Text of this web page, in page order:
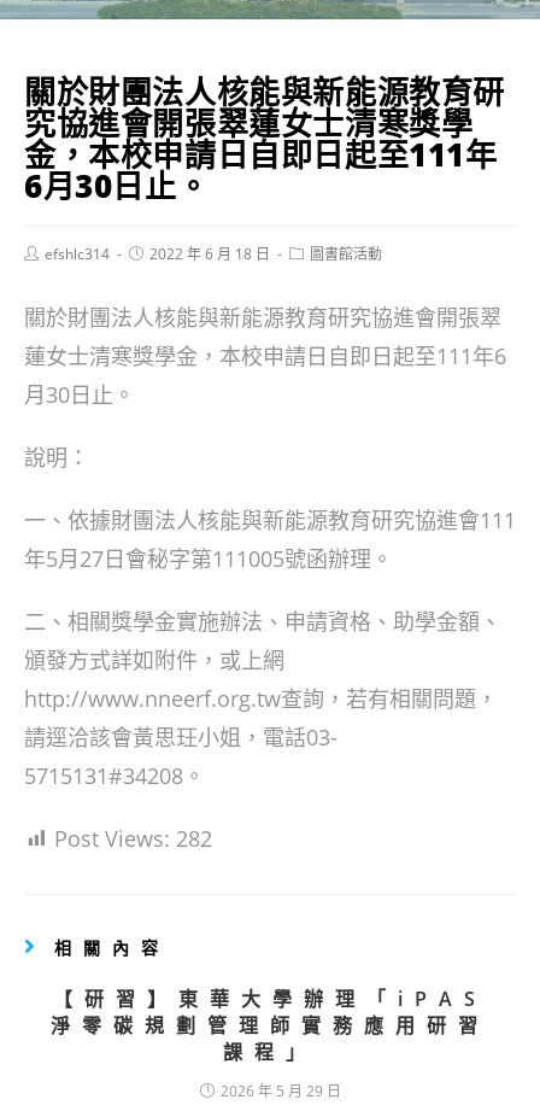
關於財團法人核能與新能源教育研
究協進會開張翠蓮女士清寒獎學
金，本校申請日自即日起至111年
6月30日止。
Postefshlc314
Post2022 年 6 月 18 日
Post圖書館活動
關於財團法人核能與新能源教育研究協進會開張翠
蓮女士清寒獎學金，本校申請日自即日起至111年6
月30日止。
說明：
一、依據財團法人核能與新能源教育研究協進會111
年5月27日會秘字第111005號函辦理。
二、相關獎學金實施辦法、申請資格、助學金額、
頒發方式詳如附件，或上網
http://www.nneerf.org.tw查詢，若有相關問題，
請逕洽該會黃思玨小姐，電話03-
5715131#34208。
Post Views: 282
相關內容
【研習】東華大學辦理「iPAS
淨零碳規劃管理師實務應用研習
課程」
2026 年 5 月 29 日